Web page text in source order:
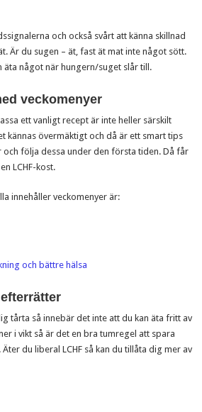
och också svårt att känna skillnad
Är du sugen – ät, fast ät mat inte något sött.
äta något när hungern/suget slår till.
veckomenyer
ett vanligt recept är inte heller särskilt
kännas övermäktigt och då är ett smart tips
följa dessa under den första tiden. Då får
LCHF-kost.
innehåller veckomenyer är:
och bättre hälsa
tårta så innebär det inte att du kan äta fritt av
i vikt så är det en bra tumregel att spara
du liberal LCHF så kan du tillåta dig mer av